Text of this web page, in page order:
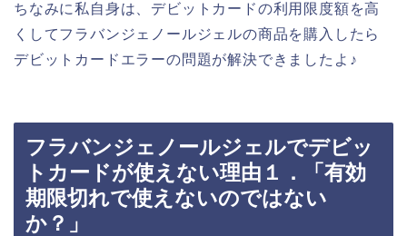
ちなみに私自身は、デビットカードの利用限度額を高
くしてフラバンジェノールジェルの商品を購入したら
デビットカードエラーの問題が解決できましたよ♪
フラバンジェノールジェルでデビッ
トカードが使えない理由１．「有効
期限切れで使えないのではない
か？」